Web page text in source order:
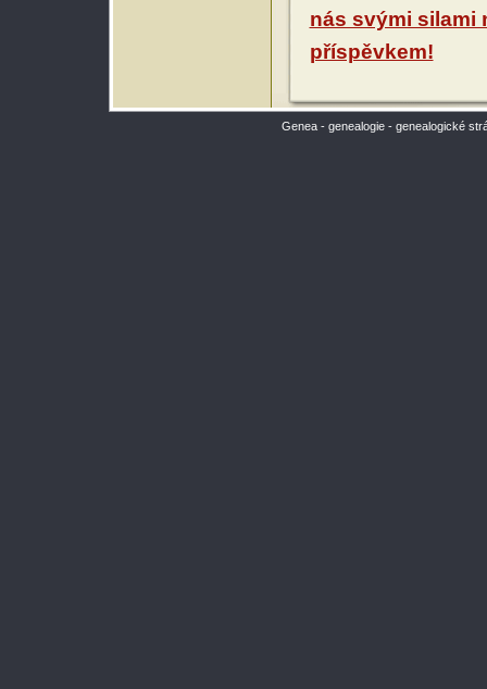
nás svými silami
příspěvkem!
Genea - genealogie - genealogické